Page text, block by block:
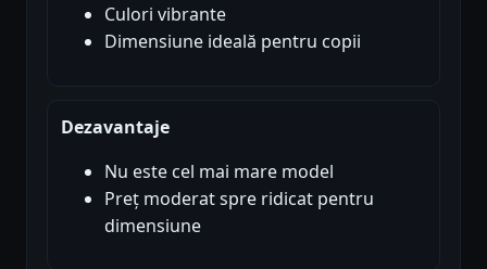
Culori vibrante
Dimensiune ideală pentru copii
Dezavantaje
Nu este cel mai mare model
Preț moderat spre ridicat pentru
dimensiune